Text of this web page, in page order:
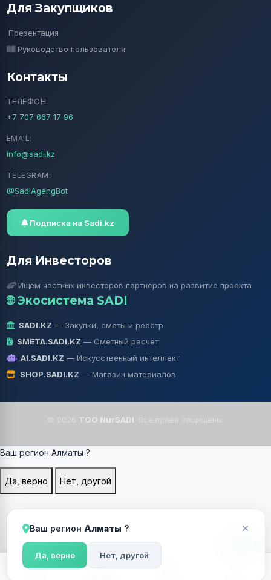
Ваш регион Алматы ?
Да, верно Нет, другой
Для Закупщиков
Презентация
Руководство пользователя
Контакты
ТЕЛЕФОН:
+7 707 667 17 96
EMAIL:
info@sadi.kz
TELEGRAM:
@SadiAgengBot
Подписка на Sadi.kz
Для Инвесторов
Ищем частных инвесторов партнеров на развитие проекта
🌐 Экосистема SADI
SADI.KZ — Закупки, сметы и реестр
SMETA.SADI.KZ — Сметный расчет
AI.SADI.KZ — Искусственный интеллект
SHOP.SADI.KZ — Магазин материалов
TOO NurSADI
Ваш регион Алматы ?
Да, верно Нет, другой